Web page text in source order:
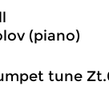
(piano)
tune